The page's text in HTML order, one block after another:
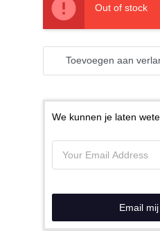
Out of stock
Toevoegen aan
We kunnen je laten
Email